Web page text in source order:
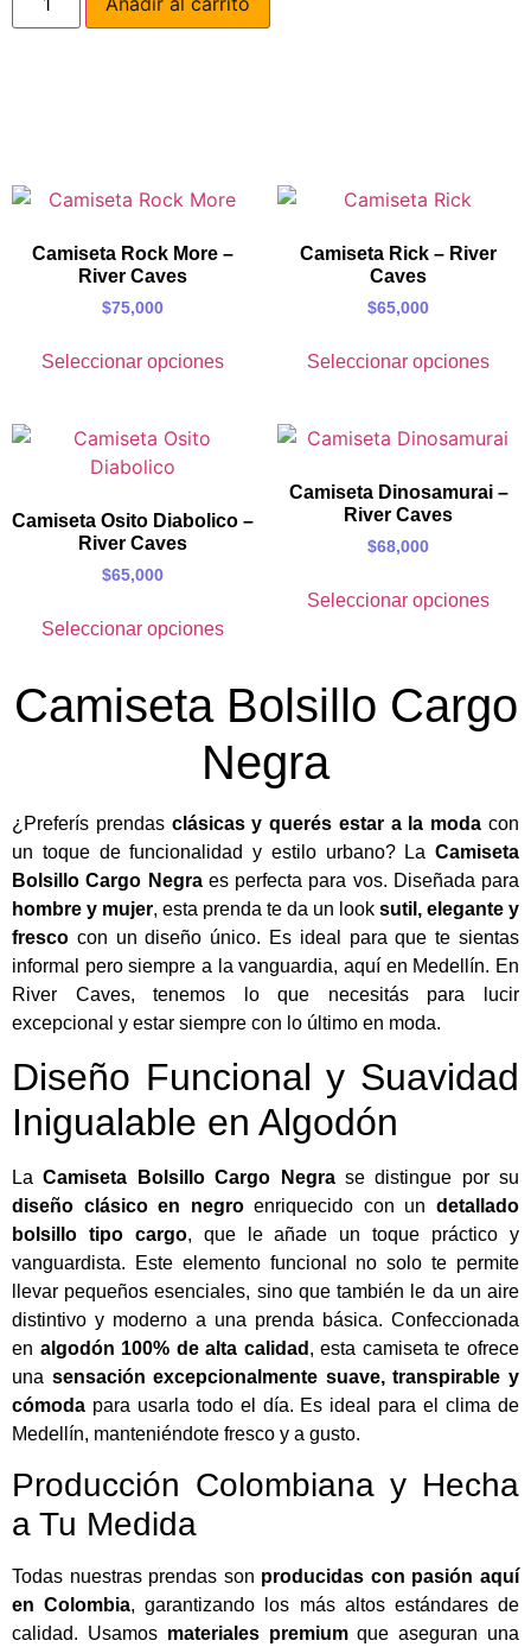
Camiseta Rock More –
River Caves
$75,000
Seleccionar opciones
Camiseta Rick – River
Caves
$65,000
Seleccionar opciones
Camiseta Osito Diabolico –
River Caves
$65,000
Seleccionar opciones
Camiseta Dinosamurai –
River Caves
$68,000
Seleccionar opciones
Camiseta Bolsillo Cargo
Negra
¿Preferís prendas clásicas y querés estar a la moda con
un toque de funcionalidad y estilo urbano? La Camiseta
Bolsillo Cargo Negraes perfecta para vos. Diseñada para
hombre y mujer, esta prenda te da un look sutil, elegante y
fresco con un diseño único. Es ideal para que te sientas
informal pero siempre a la vanguardia, aquí en Medellín. En
River Caves, tenemos lo que necesitás para lucir
excepcional y estar siempre con lo último en moda.
Diseño Funcional y Suavidad
Inigualable en Algodón
LaCamiseta Bolsillo Cargo Negrase distingue por su
diseño clásico en negroenriquecido con undetallado
bolsillo tipo cargo, que le añade un toque práctico y
vanguardista. Este elemento funcional no solo te permite
llevar pequeños esenciales, sino que también le da un aire
distintivo y moderno a una prenda básica. Confeccionada
en algodón 100% de alta calidad , esta camiseta te ofrece
una sensación excepcionalmente suave, transpirable y
cómoda para usarla todo el día. Es ideal para el clima de
Medellín, manteniéndote fresco y a gusto.
Producción Colombiana y Hecha
a Tu Medida
Todas nuestras prendas son producidas con pasión aquí
en Colombia, garantizando los más altos estándares de
calidad. Usamos materiales premiumque aseguran una